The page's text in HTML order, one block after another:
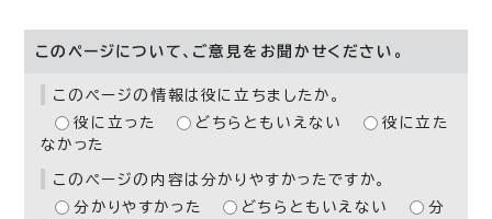
このページについて、ご意見をお聞かせください。
このページの情報は役に立ちましたか。
役に立った
どちらともいえない
役に立た
なかった
このページの内容は分かりやすかったですか。
分かりやすかった
どちらともいえない
分